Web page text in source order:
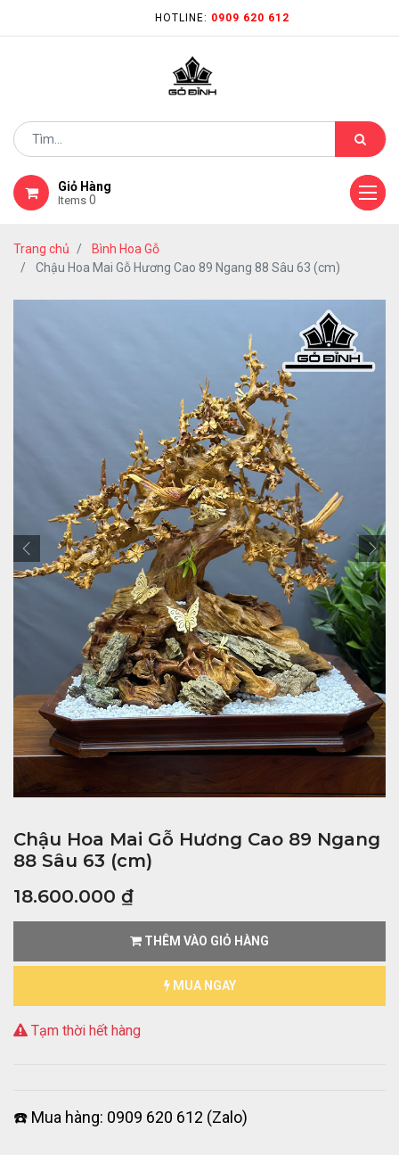
HOTLINE: 0909 620 612
Giỏ Hàng
Items 0
Trang chủ
Bình Hoa Gỗ
Chậu Hoa Mai Gỗ Hương Cao 89 Ngang 88 Sâu 63 (cm)
Chậu Hoa Mai Gỗ Hương Cao 89 Ngang
88 Sâu 63 (cm)
18.600.000 ₫
THÊM VÀO GIỎ HÀNG
MUA NGAY
Tạm thời hết hàng
☎️ Mua hàng: 0909 620 612 (Zalo)